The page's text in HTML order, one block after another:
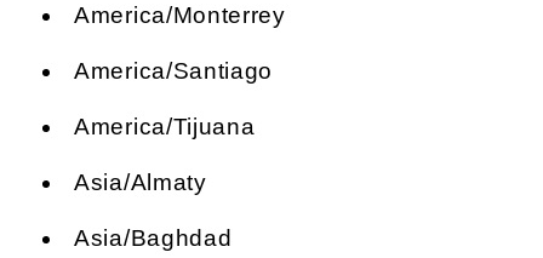
America/Monterrey
America/Santiago
America/Tijuana
Asia/Almaty
Asia/Baghdad